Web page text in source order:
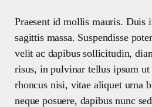
Praesent id mollis mauris. Duis
sagittis massa. Suspendisse
velit ac dapibus sollicitudin,
risus, in pulvinar tellus ipsum ut
rhoncus nisi, vitae aliquet urna
neque posuere, dapibus nunc